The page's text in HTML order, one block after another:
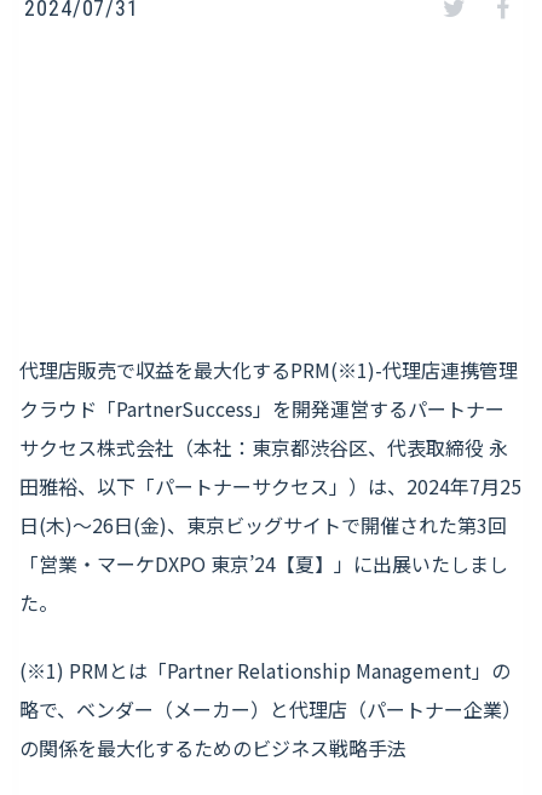
2024/07/31
代理店販売で収益を最大化するPRM(※1)-代理店連携管理
クラウド「PartnerSuccess」を開発運営するパートナー
サクセス株式会社（本社：東京都渋谷区、代表取締役 永
田雅裕、以下「パートナーサクセス」）は、2024年7月25
日(木)～26日(金)、東京ビッグサイトで開催された第3回
「営業・マーケDXPO 東京’24【夏】」に出展いたしまし
た。
(※1) PRMとは「Partner Relationship Management」の
略で、ベンダー（メーカー）と代理店（パートナー企業）
の関係を最大化するためのビジネス戦略手法